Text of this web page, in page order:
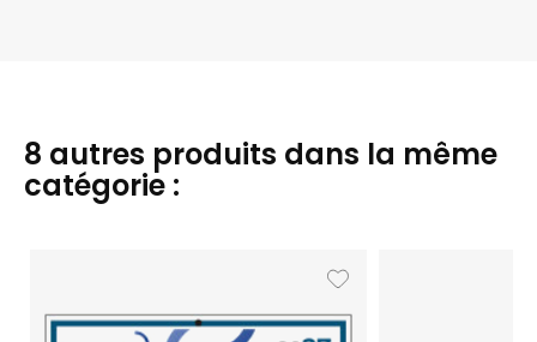
8 autres produits dans la même
catégorie :